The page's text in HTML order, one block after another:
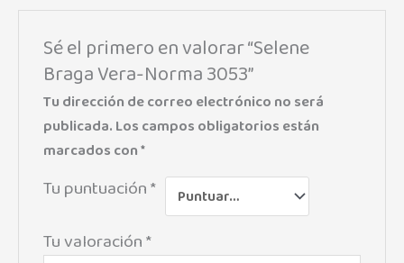
Sé el primero en valorar “Selene
Braga Vera-Norma 3053”
Tu dirección de correo electrónico no será
publicada.Los campos obligatorios están
marcados con*
Tu puntuación*
Tu valoración*